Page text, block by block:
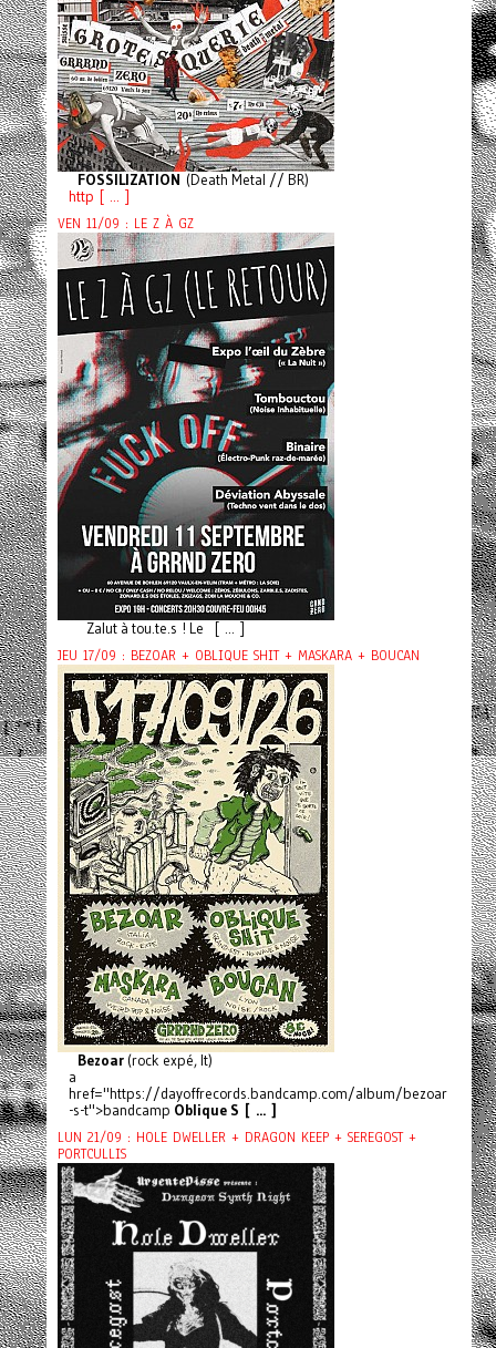
FOSSILIZATION (Death Metal // BR)
http [ ... ]
VEN 11/09 : LE Z À GZ
Zalut à tou.te.s ! Le [ ... ]
JEU 17/09 : BEZOAR + OBLIQUE SHIT + MASKARA + BOUCAN
Bezoar(rock expé, It)
a
href="https://dayoffrecords.bandcamp.com/album/bezoar
-s-t">bandcamp Oblique S [ ... ]
LUN 21/09 : HOLE DWELLER + DRAGON KEEP + SEREGOST +
PORTCULLIS